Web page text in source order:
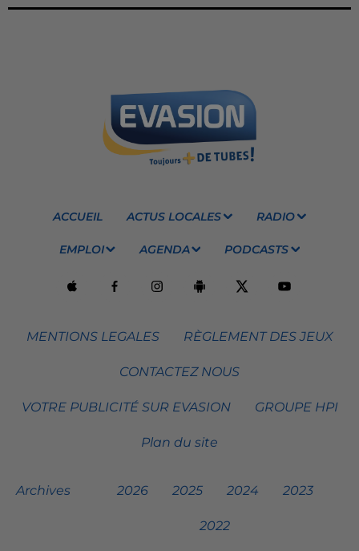
ACCUEIL ACTUS LOCALES RADIO
EMPLOI AGENDA PODCASTS
MENTIONS LEGALES RÈGLEMENT DES JEUX
CONTACTEZ NOUS
VOTRE PUBLICITÉ SUR EVASION GROUPE HPI
Plan du site
Archives 2026 2025 2024 2023
2022